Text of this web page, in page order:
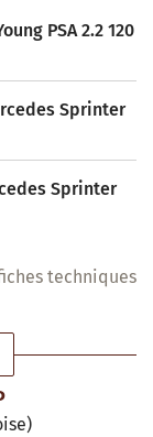
PSA 2.2 120
Sprinter
Sprinter
techniques